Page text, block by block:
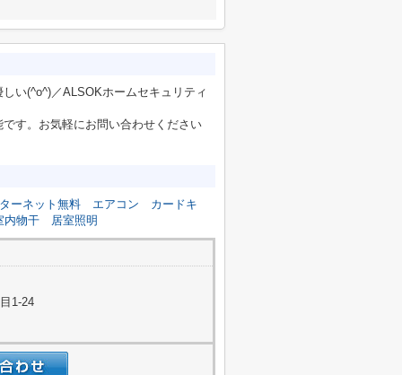
い(^o^)／ALSOKホームセキュリティ
す。お気軽にお問い合わせください
ーネット無料 エアコン
カードキ
内物干
居室照明
1-24